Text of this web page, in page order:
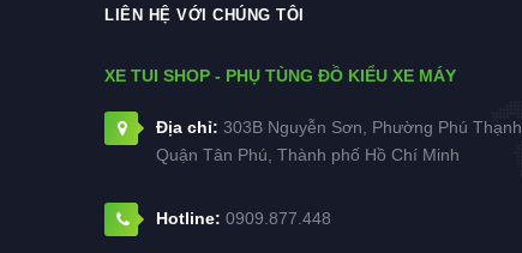
LIÊN HỆ VỚI CHÚNG TÔI
XE TUI SHOP - PHỤ TÙNG ĐỒ KIỂU XE MÁY
Địa chỉ: 303B Nguyễn Sơn, Phường Phú Thạnh,
Quận Tân Phú, Thành phố Hồ Chí Minh
Hotline: 0909.877.448